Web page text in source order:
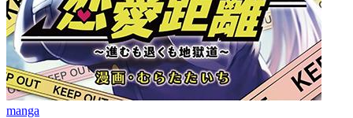
manga